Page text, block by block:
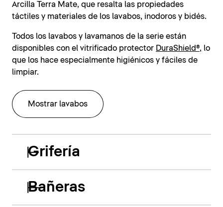
Arcilla Terra Mate, que resalta las propiedades
táctiles y materiales de los lavabos, inodoros y bidés.
Todos los lavabos y lavamanos de la serie están
disponibles con el vitrificado protector DuraShield®, lo
que los hace especialmente higiénicos y fáciles de
limpiar.
Mostrar lavabos
Grifería
Bañeras